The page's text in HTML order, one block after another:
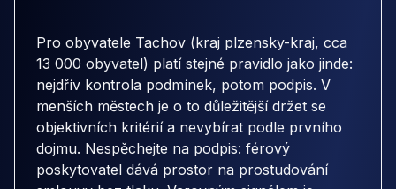
Pro obyvatele Tachov (kraj plzensky-kraj, cca
13 000 obyvatel) platí stejné pravidlo jako jinde:
nejdřív kontrola podmínek, potom podpis. V
menších městech je o to důležitější držet se
objektivních kritérií a nevybírat podle prvního
dojmu. Nespěchejte na podpis: férový
poskytovatel dává prostor na prostudování